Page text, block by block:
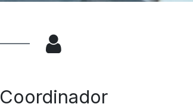
Coordinador